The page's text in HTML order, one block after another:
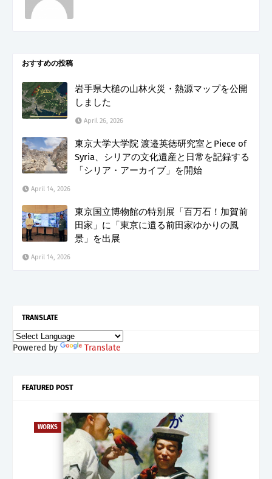
おすすめの投稿
岩手県大槌の山林火災・熱源マップを公開
しました
April 26, 2026
東京大学大学院 渡邉英徳研究室とPiece of
Syria、シリアの文化遺産と日常を記録する
「シリア・アーカイブ」を開始
April 14, 2026
東京国立博物館の特別展「百万石！加賀前
田家」に「東京に遺る前田家ゆかりの風
景」を出展
April 14, 2026
TRANSLATE
Powered by Translate
FEATURED POST
WORKS